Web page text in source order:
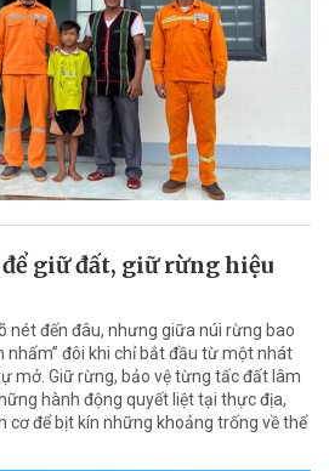
giữ đất, giữ rừng hiệu
nét đến đâu, nhưng giữa núi rừng bao
nhấm” đôi khi chỉ bắt đầu từ một nhát
mở. Giữ rừng, bảo vệ từng tấc đất lâm
hành động quyết liệt tại thực địa,
cơ để bịt kín những khoảng trống về thể